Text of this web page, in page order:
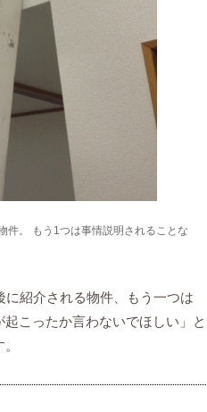
件。 もう1つは事情説明されることな
紹介される物件、もう一つは
こったか言わないでほしい」と